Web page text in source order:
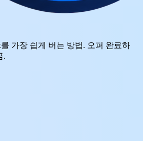
가장 쉽게 버는 방법. 오퍼 완료하
.